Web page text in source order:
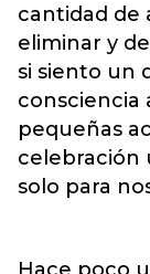
cantidad de
eliminar y
si siento un
consciencia
pequeñas
celebración
solo para